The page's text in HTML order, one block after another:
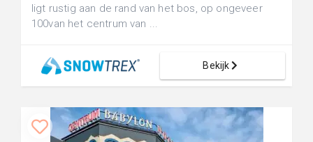
ligt rustig aan de rand van het bos, op ongeveer
100van het centrum van ...
Bekijk